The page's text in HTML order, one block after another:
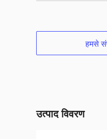
हमसे
उत्पाद विवरण